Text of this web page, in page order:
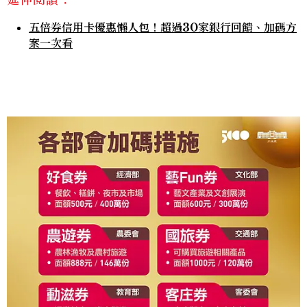
五倍券信用卡優惠懶人包！超過30家銀行回饋、加碼方
案一次看